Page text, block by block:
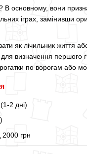
В основному, вони
іграх, замінивши
як лічильник життя
для визначення першого
по ворогам або
2 дні)
2000 грн